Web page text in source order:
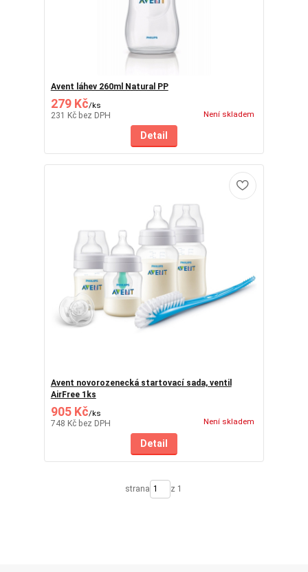
Avent láhev 260ml Natural PP
279 Kč/ks
231 Kč bez DPH Není skladem
Detail
Avent novorozenecká startovací sada, ventil
AirFree 1ks
905 Kč/ks
748 Kč bez DPH Není skladem
Detail
strana z 1